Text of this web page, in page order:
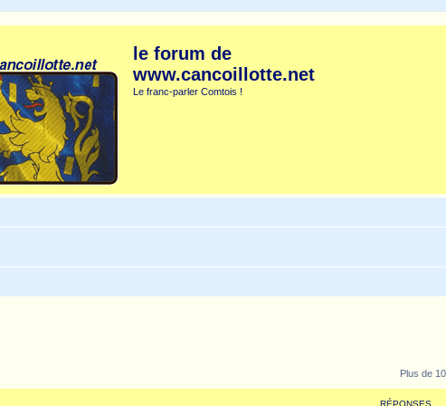
le forum de
www.cancoillotte.net
Le franc-parler Comtois !
Plus de
RÉPONSES